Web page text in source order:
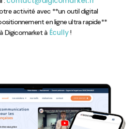
activité avec **un outil digital
en ligne ultra rapide**
Digicomarket à Écully!